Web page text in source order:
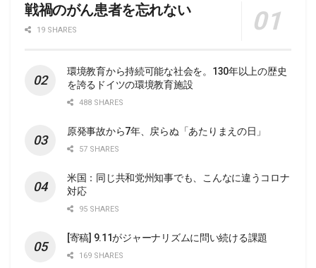
戦禍のがん患者を忘れない
19 SHARES
環境教育から持続可能な社会を。130年以上の歴史
を誇るドイツの環境教育施設
488 SHARES
原発事故から7年、戻らぬ「あたりまえの日」
57 SHARES
米国：同じ共和党州知事でも、こんなに違うコロナ
対応
95 SHARES
[寄稿] 9.11がジャーナリズムに問い続ける課題
169 SHARES